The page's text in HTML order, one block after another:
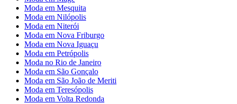
Moda em Mesquita
Moda em Nilópolis
Moda em Niterói
Moda em Nova Friburgo
Moda em Nova Iguaçu
Moda em Petrópolis
Moda no Rio de Janeiro
Moda em São Gonçalo
Moda em São João de Meriti
Moda em Teresópolis
Moda em Volta Redonda